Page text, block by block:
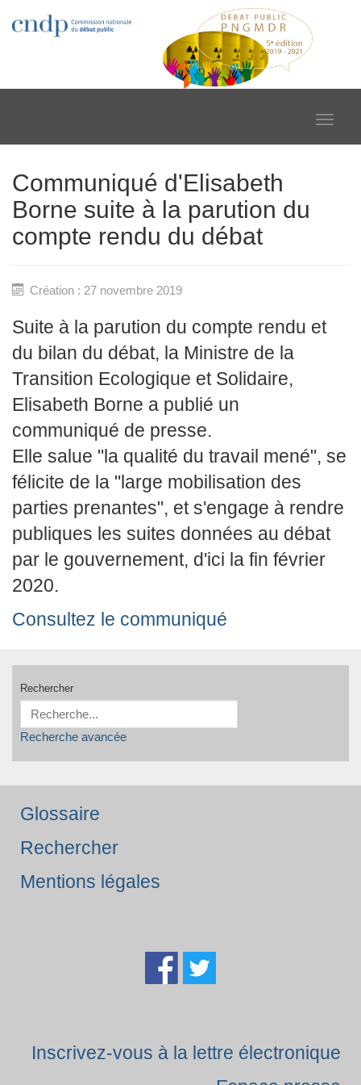
Toggle
Communiqué d'Elisabeth
Borne suite à la parution du
compte rendu du débat
Création : 27 novembre 2019
Suite à la parution du compte rendu et
du bilan du débat, la Ministre de la
Transition Ecologique et Solidaire,
Elisabeth Borne a publié un
communiqué de presse.
Elle salue "la qualité du travail mené", se
félicite de la "large mobilisation des
parties prenantes", et s'engage à rendre
publiques les suites données au débat
par le gouvernement, d'ici la fin février
2020.
Consultez le communiqué
Rechercher
Recherche avancée
Glossaire
Rechercher
Mentions légales
Inscrivez-vous à la lettre électronique